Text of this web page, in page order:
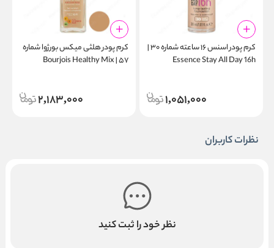
کرم پودر اسنس ۱۶ ساعته شماره ۳۰ |
Essence Stay All Day 16h
1,051,000
کرم پودر هلثی میکس بورژوا شماره
۵۷ | Bourjois Healthy Mix
2,183,000
نظرات کاربران
نظر خود را ثبت کنید